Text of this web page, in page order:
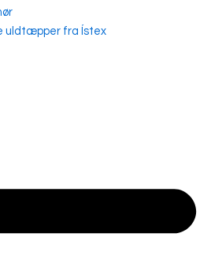
uldtæpper fra Ístex